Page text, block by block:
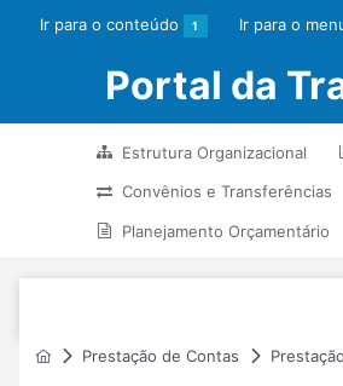
Ir para o conteúdo 1 Ir para o
Portal da
Estrutura Organizacional
Convênios e Transferências
Planejamento Orçamentário
Prestação de Contas